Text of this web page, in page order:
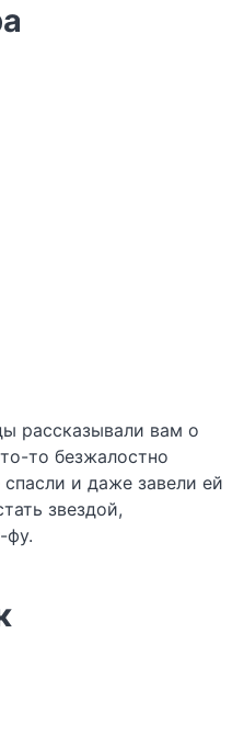
рассказывали вам о
то безжалостно
и даже завели ей
звездой,
фу.